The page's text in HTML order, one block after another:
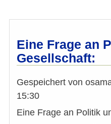
Eine Frage an
Gesellschaft:
Gespeichert von
15:30
Eine Frage an Politik